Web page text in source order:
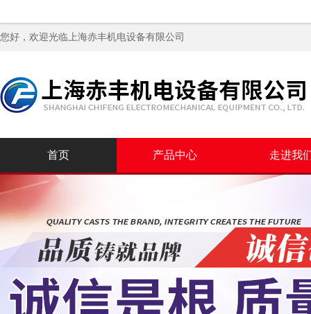
您好，欢迎光临上海赤丰机电设备有限公司
首页 产品中心 走进我